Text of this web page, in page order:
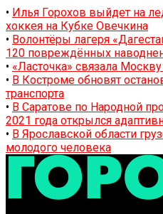
• Илья Горохов выйдет на
хоккея на Кубке Овечкина
• Волонтёры лагеря
120 повреждённых
• «Ласточка» связала
• В Костроме обновят
транспорта
• В Саратове по Народной
2021 года открылся
• В Ярославской области
молодого человека